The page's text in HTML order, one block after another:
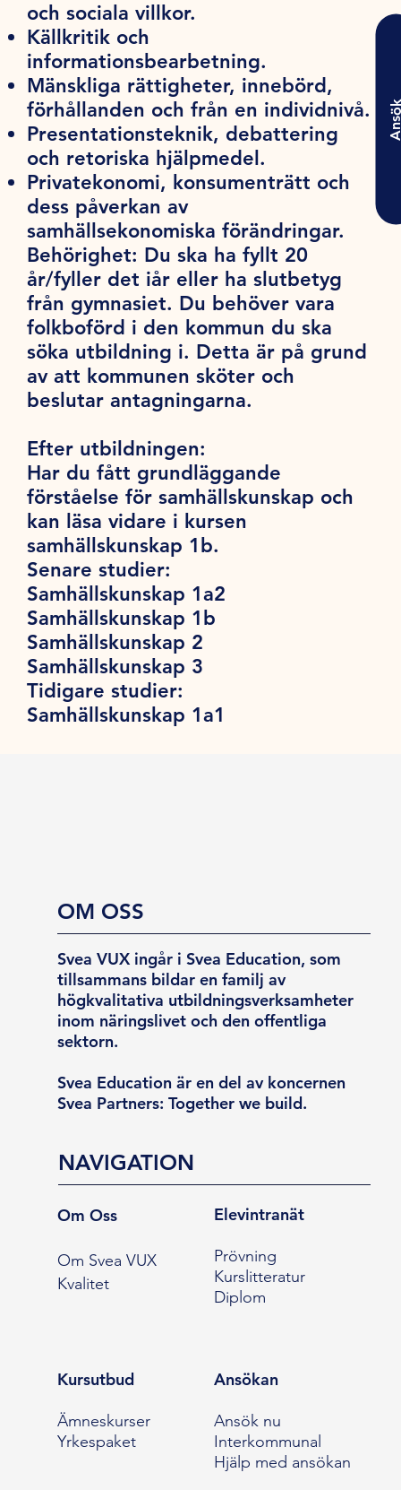
och sociala villkor.
Källkritik och
informationsbearbetning.
Mänskliga rättigheter, innebörd,
förhållanden och från en individnivå.
Presentationsteknik, debattering
och retoriska hjälpmedel.
Privatekonomi, konsumenträtt och
dess påverkan av
samhällsekonomiska förändringar.
Behörighet: Du ska ha fyllt 20
år/fyller det iår eller ha slutbetyg
från gymnasiet. Du behöver vara
folkboförd i den kommun du ska
söka utbildning i. Detta är på grund
av att kommunen sköter och
beslutar antagningarna.
Efter utbildningen:
Har du fått grundläggande
förståelse för samhällskunskap och
kan läsa vidare i kursen
samhällskunskap 1b.
Senare studier:
Samhällskunskap 1a2
Samhällskunskap 1b
Samhällskunskap 2
Samhällskunskap 3
Tidigare studier:
Samhällskunskap 1a1
OM OSS
Svea VUX ingår i Svea Education, som
tillsammans bildar en familj av
högkvalitativa utbildningsverksamheter
inom näringslivet och den offentliga
sektorn.
Svea Education är en del av koncernen
Svea Partners: Together we build.
NAVIGATION
Om Oss
Om Svea VUX
Kvalitet
Elevintranät
Prövning
Kurslitteratur
Diplom
Kursutbud
Ämneskurser
Yrkespaket
Ansökan
Ansök nu
Interkommunal
Hjälp med ansökan